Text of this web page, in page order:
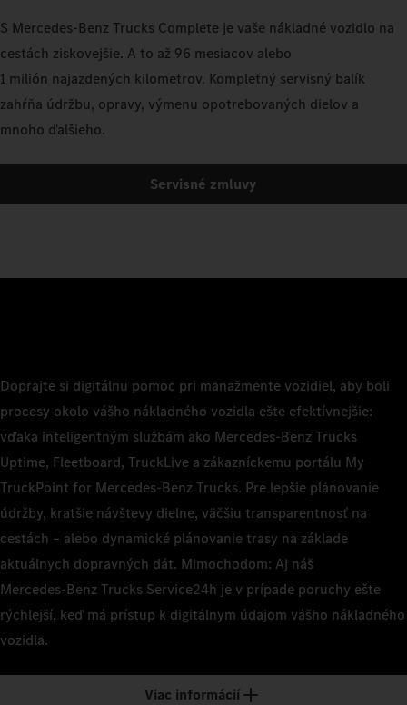
S Mercedes-Benz Trucks Complete je vaše nákladné vozidlo na
cestách ziskovejšie. A to až 96 mesiacov alebo
1 milión najazdených kilometrov. Kompletný servisný balík
zahŕňa údržbu, opravy, výmenu opotrebovaných dielov a
mnoho ďalšieho.
Servisné zmluvy
Doprajte si digitálnu pomoc pri manažmente vozidiel, aby boli
procesy okolo vášho nákladného vozidla ešte efektívnejšie:
vďaka inteligentným službám ako Mercedes‑Benz Trucks
Uptime, Fleetboard, TruckLive a zákazníckemu portálu My
TruckPoint for Mercedes‑Benz Trucks. Pre lepšie plánovanie
údržby, kratšie návštevy dielne, väčšiu transparentnosť na
cestách – alebo dynamické plánovanie trasy na základe
aktuálnych dopravných dát. Mimochodom: Aj náš
Mercedes‑Benz Trucks Service24h je v prípade poruchy ešte
rýchlejší, keď má prístup k digitálnym údajom vášho nákladného
vozidla.
Viac informácií